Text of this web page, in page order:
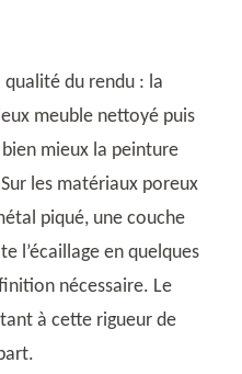
du rendu : la
meuble nettoyé puis
mieux la peinture
les matériaux poreux
piqué, une couche
l’écaillage en quelques
nécessaire. Le
à cette rigueur de